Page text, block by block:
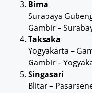
Bima
Surabaya
Gambir –
Taksaka
Yogyakarta –
Gambir –
Singasari
Blitar –